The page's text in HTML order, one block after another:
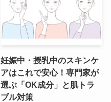
妊娠中・授乳中のスキンケ
アはこれで安心！専門家が
選ぶ「OK成分」と肌トラ
ブル対策